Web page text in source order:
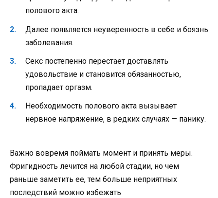
полового акта.
Далее появляется неуверенность в себе и боязнь
заболевания.
Секс постепенно перестает доставлять
удовольствие и становится обязанностью,
пропадает оргазм.
Необходимость полового акта вызывает
нервное напряжение, в редких случаях — панику.
Важно вовремя поймать момент и принять меры.
Фригидность лечится на любой стадии, но чем
раньше заметить ее, тем больше неприятных
последствий можно избежать